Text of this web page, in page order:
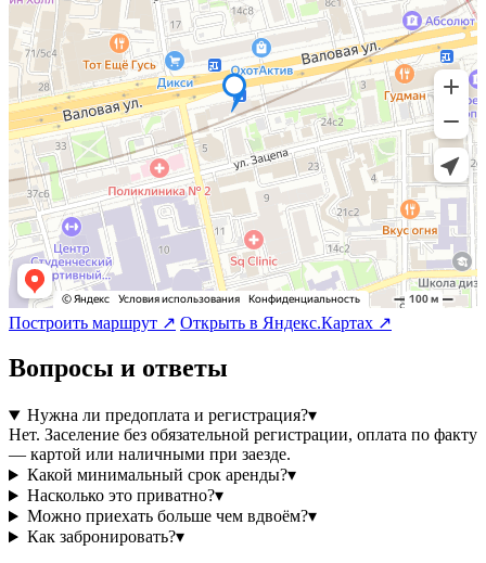
Построить маршрут ↗ Открыть в Яндекс.Картах ↗
Вопросы и ответы
Нужна ли предоплата и регистрация?▾
Нет. Заселение без обязательной регистрации, оплата по факту
— картой или наличными при заезде.
Какой минимальный срок аренды?▾
Насколько это приватно?▾
Можно приехать больше чем вдвоём?▾
Как забронировать?▾